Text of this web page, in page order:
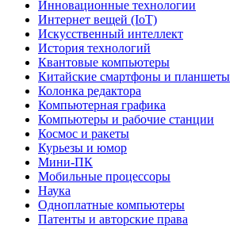
Инновационные технологии
Интернет вещей (IoT)
Искусственный интеллект
История технологий
Квантовые компьютеры
Китайские смартфоны и планшеты
Колонка редактора
Компьютерная графика
Компьютеры и рабочие станции
Космос и ракеты
Курьезы и юмор
Мини-ПК
Мобильные процессоры
Наука
Одноплатные компьютеры
Патенты и авторские права